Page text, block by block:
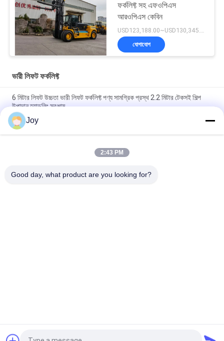
ফর্কলিফ্ট সহ এফওপিএস
আরওপিএস কেবিন
USD123,188.00~USD130,345.00/ Unit MOQ:1 একক
যোগাযোগ
ভারী লিফট ফর্কলিফ্ট
6 মিটার লিফট উচ্চতা ভারী লিফট ফর্কলিফ্ট পণ্য সামগ্রিক প্রস্থ 2.2 মিটার টেকসই শিল্প
উপাদান হ্যান্ডলিং সরঞ্জাম
বক্স টাইপ ইনার আউটার মাস্ট কাউন্টারব্যালেন্স ফর্কলিফ্ট সামগ্রিক আকার
৭২০০x২৫৫০x৩৪৬০মিমি গুদামঘরের জন্য হেভি ডিউটি ​​লিফটিং ভেহিকেল
210 বার হাইড্রোলিক সিস্টেম চাপ ভারী লিফট ফোর্কলিফ্ট নামমাত্র ক্ষমতা 16000 কেজি
Joy
2:43 PM
Good day, what product are you looking for?